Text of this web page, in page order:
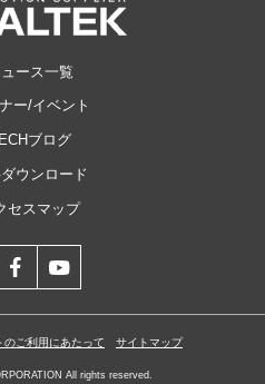
ュース一覧
ー/イベント
ブログ
ウンロード
セスマップ
X facebook
のご利用にあたって サイトマップ
All rights reserved.